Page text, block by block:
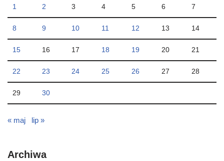
1 2 3 4 5 6 7
8 9 10 11 12 13 14
15 16 17 18 19 20 21
22 23 24 25 26 27 28
29 30
« maj lip »
Archiwa